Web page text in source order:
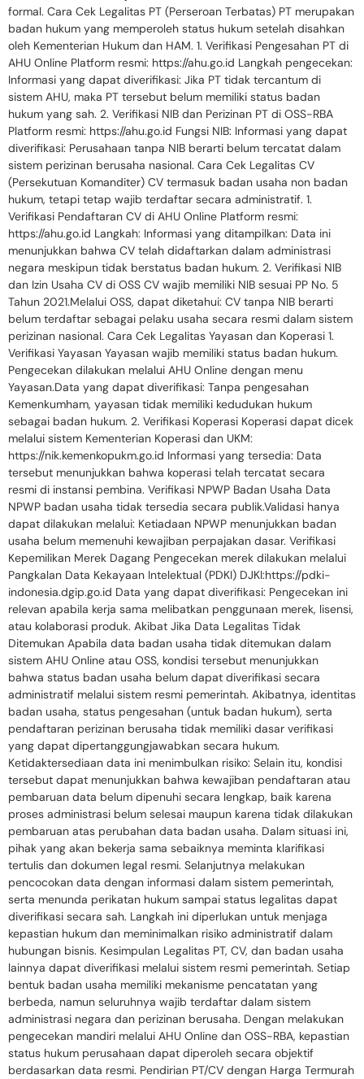
formal. Cara Cek Legalitas PT (Perseroan Terbatas) PT merupakan
badan hukum yang memperoleh status hukum setelah disahkan
oleh Kementerian Hukum dan HAM. 1. Verifikasi Pengesahan PT di
AHU Online Platform resmi: https://ahu.go.id Langkah pengecekan:
Informasi yang dapat diverifikasi: Jika PT tidak tercantum di
sistem AHU, maka PT tersebut belum memiliki status badan
hukum yang sah. 2. Verifikasi NIB dan Perizinan PT di OSS-RBA
Platform resmi: https://ahu.go.id Fungsi NIB: Informasi yang dapat
diverifikasi: Perusahaan tanpa NIB berarti belum tercatat dalam
sistem perizinan berusaha nasional. Cara Cek Legalitas CV
(Persekutuan Komanditer) CV termasuk badan usaha non badan
hukum, tetapi tetap wajib terdaftar secara administratif. 1.
Verifikasi Pendaftaran CV di AHU Online Platform resmi:
https://ahu.go.id Langkah: Informasi yang ditampilkan: Data ini
menunjukkan bahwa CV telah didaftarkan dalam administrasi
negara meskipun tidak berstatus badan hukum. 2. Verifikasi NIB
dan Izin Usaha CV di OSS CV wajib memiliki NIB sesuai PP No. 5
Tahun 2021.Melalui OSS, dapat diketahui: CV tanpa NIB berarti
belum terdaftar sebagai pelaku usaha secara resmi dalam sistem
perizinan nasional. Cara Cek Legalitas Yayasan dan Koperasi 1.
Verifikasi Yayasan Yayasan wajib memiliki status badan hukum.
Pengecekan dilakukan melalui AHU Online dengan menu
Yayasan.Data yang dapat diverifikasi: Tanpa pengesahan
Kemenkumham, yayasan tidak memiliki kedudukan hukum
sebagai badan hukum. 2. Verifikasi Koperasi Koperasi dapat dicek
melalui sistem Kementerian Koperasi dan UKM:
https://nik.kemenkopukm.go.id Informasi yang tersedia: Data
tersebut menunjukkan bahwa koperasi telah tercatat secara
resmi di instansi pembina. Verifikasi NPWP Badan Usaha Data
NPWP badan usaha tidak tersedia secara publik.Validasi hanya
dapat dilakukan melalui: Ketiadaan NPWP menunjukkan badan
usaha belum memenuhi kewajiban perpajakan dasar. Verifikasi
Kepemilikan Merek Dagang Pengecekan merek dilakukan melalui
Pangkalan Data Kekayaan Intelektual (PDKI) DJKI:https://pdki-
indonesia.dgip.go.id Data yang dapat diverifikasi: Pengecekan ini
relevan apabila kerja sama melibatkan penggunaan merek, lisensi,
atau kolaborasi produk. Akibat Jika Data Legalitas Tidak
Ditemukan Apabila data badan usaha tidak ditemukan dalam
sistem AHU Online atau OSS, kondisi tersebut menunjukkan
bahwa status badan usaha belum dapat diverifikasi secara
administratif melalui sistem resmi pemerintah. Akibatnya, identitas
badan usaha, status pengesahan (untuk badan hukum), serta
pendaftaran perizinan berusaha tidak memiliki dasar verifikasi
yang dapat dipertanggungjawabkan secara hukum.
Ketidaktersediaan data ini menimbulkan risiko: Selain itu, kondisi
tersebut dapat menunjukkan bahwa kewajiban pendaftaran atau
pembaruan data belum dipenuhi secara lengkap, baik karena
proses administrasi belum selesai maupun karena tidak dilakukan
pembaruan atas perubahan data badan usaha. Dalam situasi ini,
pihak yang akan bekerja sama sebaiknya meminta klarifikasi
tertulis dan dokumen legal resmi. Selanjutnya melakukan
pencocokan data dengan informasi dalam sistem pemerintah,
serta menunda perikatan hukum sampai status legalitas dapat
diverifikasi secara sah. Langkah ini diperlukan untuk menjaga
kepastian hukum dan meminimalkan risiko administratif dalam
hubungan bisnis. Kesimpulan Legalitas PT, CV, dan badan usaha
lainnya dapat diverifikasi melalui sistem resmi pemerintah. Setiap
bentuk badan usaha memiliki mekanisme pencatatan yang
berbeda, namun seluruhnya wajib terdaftar dalam sistem
administrasi negara dan perizinan berusaha. Dengan melakukan
pengecekan mandiri melalui AHU Online dan OSS-RBA, kepastian
status hukum perusahaan dapat diperoleh secara objektif
berdasarkan data resmi. Pendirian PT/CV dengan Harga Termurah